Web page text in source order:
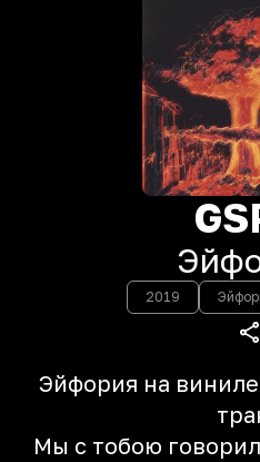
2019
Эйфория на
Мы с тобою